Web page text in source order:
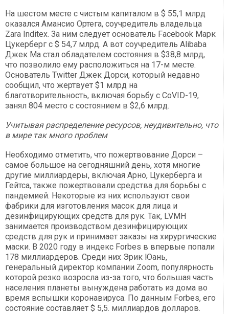
На шестом месте с чистым капиталом в $ 55,1 млрд
оказался Амансио Ортега, соучредитель владельца
Zara Inditex. За ним следует основатель Facebook Марк
Цукерберг с $ 54,7 млрд. А вот соучредитель Alibaba
Джек Ма стал обладателем состояния в $38,8 млрд,
что позволило ему расположиться на 17-м месте.
Основатель Twitter Джек Дорси, который недавно
сообщил, что жертвует $1 млрд на
благотворительность, включая борьбу с CоVID-19,
занял 804 место с состоянием в $2,6 млрд.
Учитывая распределение ресурсов, неудивительно, что
в мире так много проблем
Необходимо отметить, что пожертвование Дорси –
самое большое на сегодняшний день, хотя многие
другие миллиардеры, включая Арно, Цукерберга и
Гейтса, также пожертвовали средства для борьбы с
пандемией. Некоторые из них используют свои
фабрики для изготовления масок для лица и
дезинфицирующих средств для рук. Так, LVMH
занимается производством дезинфицирующих
средств для рук и принимает заказы на хирургические
маски. В 2020 году в индекс Forbes в впервые попали
178 миллиардеров. Среди них Эрик Юань,
генеральный директор компании Zoom, популярность
которой резко возросла из-за того, что большая часть
населения планеты вынуждена работать из дома во
время вспышки коронавируса. По данным Forbes, его
состояние составляет $ 5,5. миллиардов долларов.